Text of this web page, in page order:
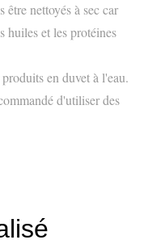
être nettoyés à sec car
huiles et les protéines
en duvet à l'eau.
d'utiliser des